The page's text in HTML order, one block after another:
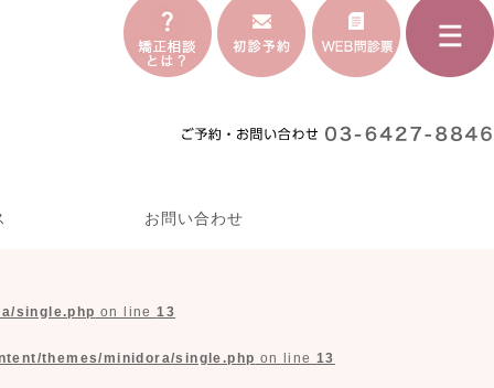
お問い合わせ
single.php on line13
themes/minidora/single.php on line13